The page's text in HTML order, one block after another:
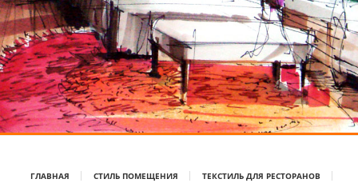
ГЛАВНАЯ СТИЛЬ ПОМЕЩЕНИЯ ТЕКСТИЛЬ ДЛЯ РЕСТОРАНОВ